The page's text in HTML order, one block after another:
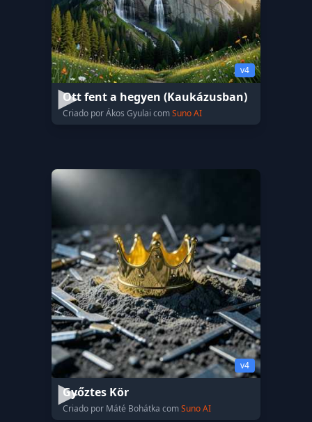
v4
Ott fent a hegyen (Kaukázusban)
Criado por Ákos Gyulai comSuno AI
v4
Győztes Kör
Criado por Máté Bohátka comSuno AI